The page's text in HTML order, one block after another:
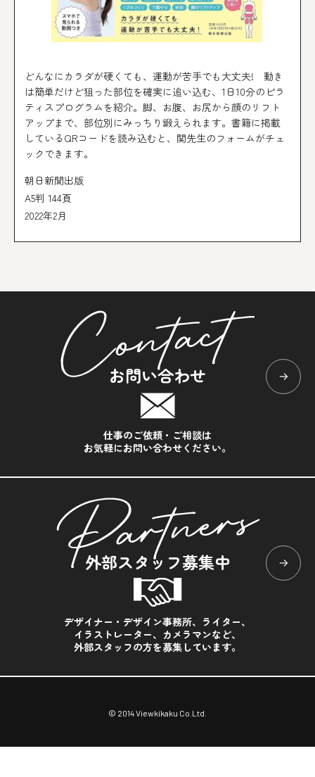
どんなにカラダが硬くても、運動が苦手でも大丈夫! 動き
は簡単だけど狙った部位を確実に追い込む、1日10分のピラ
ティスプログラムを紹介。脚、お腹、お尻から顔のリフト
アップまで、部位別にみっちり鍛えられます。書籍に掲載
しているQRコードを読み込むと、関先生のフォームがチェ
ックできます。
朝日新聞出版
A5判 144頁
2022年2月
お問い合わせ
仕事のご依頼・ご相談は
お気軽にお問い合わせください。
外部スタッフ募集中
デザイナー・デザイン事務所、ライター、
イラストレーター、カメラマンなど、
外部スタッフの方を募集しています。
© 2014 Viewkikaku Co.Ltd.